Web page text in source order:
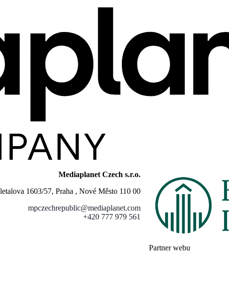
Mediaplanet Czech s.r.o.
1603/57, Praha , Nové Město 110 00
mpczechrepublic@mediaplanet.com
+420 777 979 561
Partner webu